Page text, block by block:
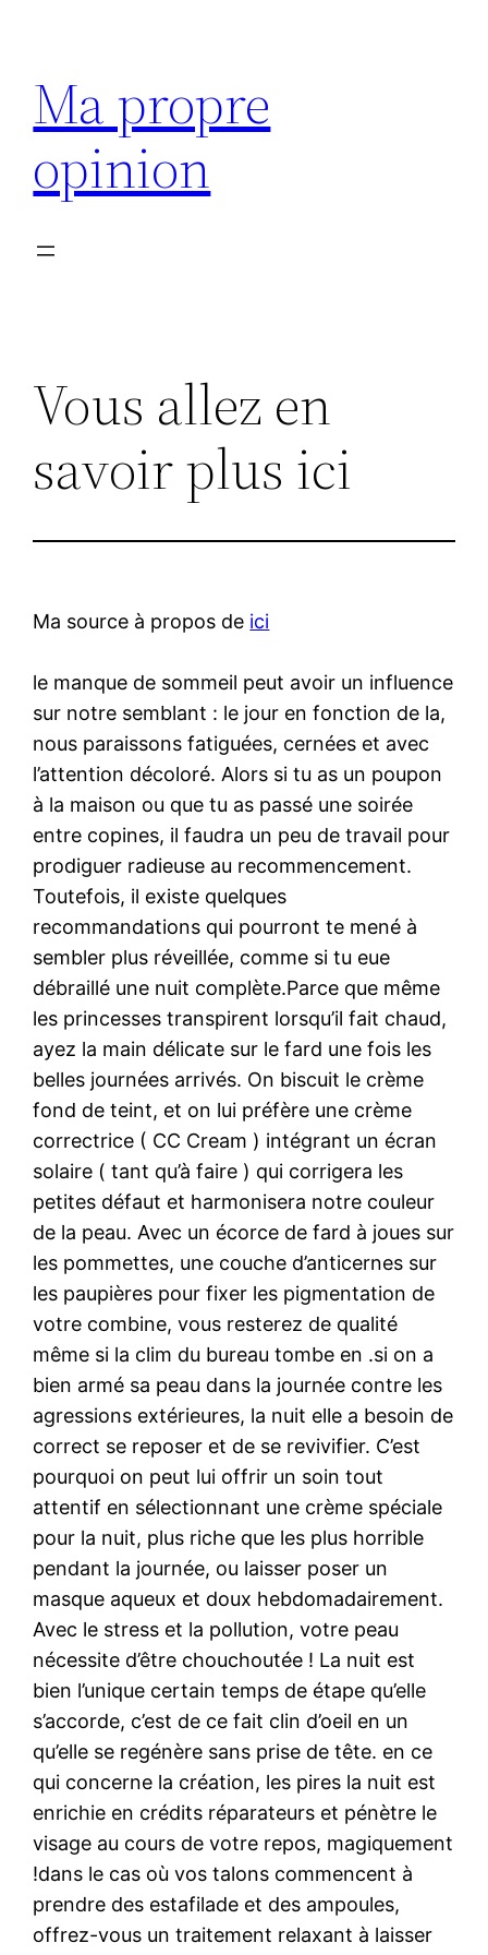
contenu
Ma propre
opinion
Vous allez en
savoir plus ici
Ma source à propos de ici
le manque de sommeil peut avoir un influence
sur notre semblant : le jour en fonction de la,
nous paraissons fatiguées, cernées et avec
l’attention décoloré. Alors si tu as un poupon
à la maison ou que tu as passé une soirée
entre copines, il faudra un peu de travail pour
prodiguer radieuse au recommencement.
Toutefois, il existe quelques
recommandations qui pourront te mené à
sembler plus réveillée, comme si tu eue
débraillé une nuit complète.Parce que même
les princesses transpirent lorsqu’il fait chaud,
ayez la main délicate sur le fard une fois les
belles journées arrivés. On biscuit le crème
fond de teint, et on lui préfère une crème
correctrice ( CC Cream ) intégrant un écran
solaire ( tant qu’à faire ) qui corrigera les
petites défaut et harmonisera notre couleur
de la peau. Avec un écorce de fard à joues sur
les pommettes, une couche d’anticernes sur
les paupières pour fixer les pigmentation de
votre combine, vous resterez de qualité
même si la clim du bureau tombe en .si on a
bien armé sa peau dans la journée contre les
agressions extérieures, la nuit elle a besoin de
correct se reposer et de se revivifier. C’est
pourquoi on peut lui offrir un soin tout
attentif en sélectionnant une crème spéciale
pour la nuit, plus riche que les plus horrible
pendant la journée, ou laisser poser un
masque aqueux et doux hebdomadairement.
Avec le stress et la pollution, votre peau
nécessite d’être chouchoutée ! La nuit est
bien l’unique certain temps de étape qu’elle
s’accorde, c’est de ce fait clin d’oeil en un
qu’elle se regénère sans prise de tête. en ce
qui concerne la création, les pires la nuit est
enrichie en crédits réparateurs et pénètre le
visage au cours de votre repos, magiquement
!dans le cas où vos talons commencent à
prendre des estafilade et des ampoules,
offrez-vous un traitement relaxant à laisser